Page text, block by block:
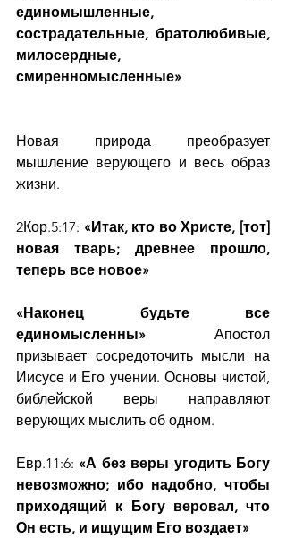
единомышленные,
сострадательные, братолюбивые,
милосердные,
смиренномысленные»
Новая природа преобразует
мышление верующего и весь образ
жизни.
2Кор.5:17: «Итак, кто во Христе, [тот]
новая тварь; древнее прошло,
теперь все новое»
«Наконец будьте все
единомысленны» Апостол
призывает сосредоточить мысли на
Иисусе и Его учении. Основы чистой,
библейской веры направляют
верующих мыслить об одном.
Евр.11:6: «А без веры угодить Богу
невозможно; ибо надобно, чтобы
приходящий к Богу веровал, что
Он есть, и ищущим Его воздает»